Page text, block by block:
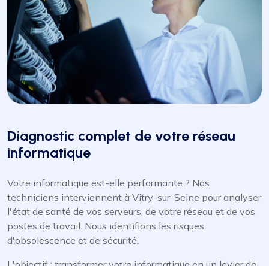
Diagnostic complet de votre réseau
informatique
Votre informatique est-elle performante ? Nos
techniciens interviennent à Vitry-sur-Seine pour analyser
l'état de santé de vos serveurs, de votre réseau et de vos
postes de travail. Nous identifions les risques
d'obsolescence et de sécurité.